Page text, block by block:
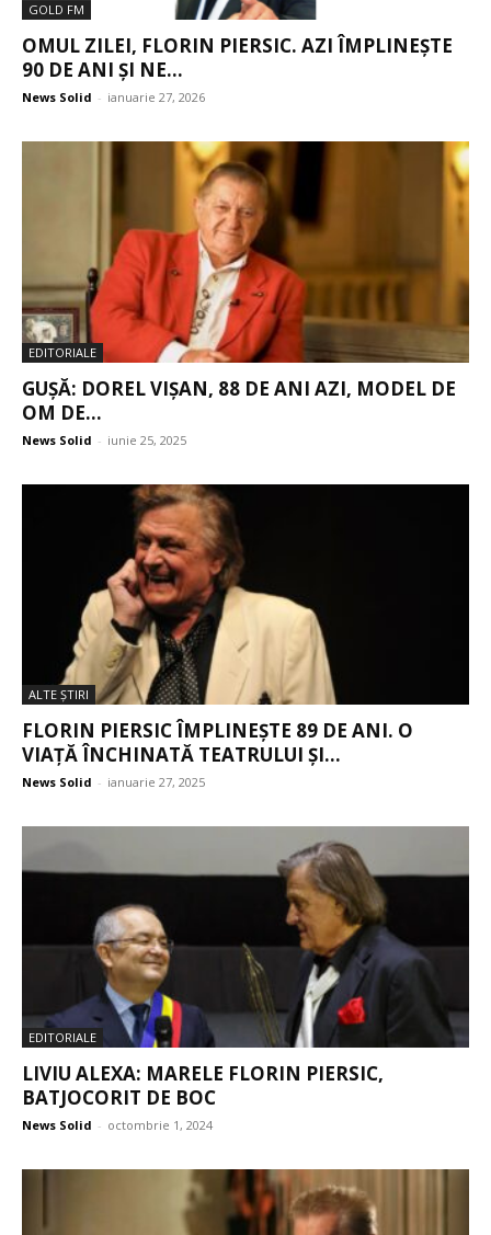
GOLD FM
OMUL ZILEI, FLORIN PIERSIC. AZI ÎMPLINEȘTE
90 DE ANI ȘI NE...
News Solid - ianuarie 27, 2026
EDITORIALE
GUȘĂ: DOREL VIȘAN, 88 DE ANI AZI, MODEL DE
OM DE...
News Solid - iunie 25, 2025
ALTE ŞTIRI
FLORIN PIERSIC ÎMPLINEȘTE 89 DE ANI. O
VIAȚĂ ÎNCHINATĂ TEATRULUI ȘI...
News Solid - ianuarie 27, 2025
EDITORIALE
LIVIU ALEXA: MARELE FLORIN PIERSIC,
BATJOCORIT DE BOC
News Solid - octombrie 1, 2024